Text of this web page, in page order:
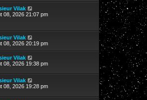
Vilak
08, 2026 21:07 pm
Vilak
08, 2026 20:19 pm
Vilak
08, 2026 19:38 pm
Vilak
08, 2026 19:28 pm